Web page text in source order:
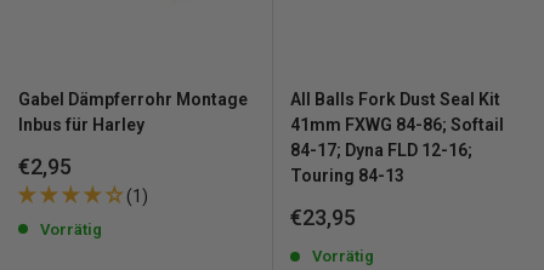
Gabel Dämpferrohr Montage
Inbus für Harley
Sonderpreis
€2,95
(1)
Vorrätig
All Balls Fork Dust Seal Kit
41mm FXWG 84-86; Softail
84-17; Dyna FLD 12-16;
Touring 84-13
Sonderpreis
€23,95
Vorrätig